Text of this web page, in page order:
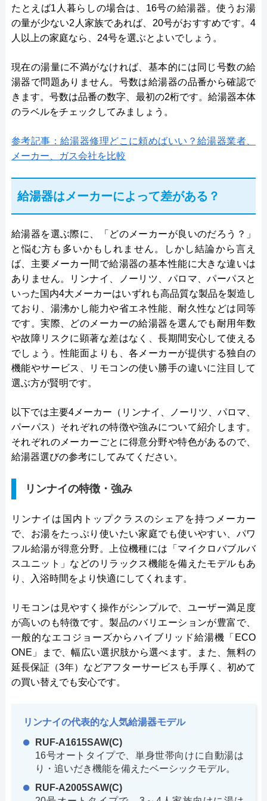
たとえば1人暮らしの場合は、16号の給湯器。使うお湯
の量が少ない2人家族であれば、20号がおすすめです。4
人以上の家庭なら、24号を選ぶとよいでしょう。
現在の湯量に不満がなければ、基本的には同じ号数の給
湯器で問題ありません。号数は給湯器の品番から確認で
きます。号数は品番の数字、最初の2桁です。給湯器本体
のラベルをチェックしてみましょう。
参考記事：給湯器修理どこに頼めばいい？給湯器業者、
メーカー、ガス会社を比較
給湯器はメーカーによって差がある？
給湯器を選ぶ際に、「どのメーカーが良いのだろう？」
と悩む方も多いかもしれません。しかし結論から言え
ば、主要メーカー間で給湯器の基本性能に大きな違いは
ありません。リンナイ、ノーリツ、パロマ、パーパスと
いった国内4大メーカーはいずれも高品質な製品を製造し
ており、湯沸かし能力や省エネ性能、耐久性などは同等
です。実際、どのメーカーの給湯器を選んでも耐用年数
や故障リスクに顕著な差はなく、長期間安心して使える
でしょう。性能面よりも、各メーカーが提供する独自の
機能やサービス、リモコンの使い勝手の違いに注目して
選ぶ方が賢明です。
以下では主要4メーカー（リンナイ、ノーリツ、パロマ、
パーパス）それぞれの特徴や強みについて紹介します。
それぞれのメーカーごとに得意分野や特色があるので、
給湯器選びの参考にしてみてください。
リンナイの特徴・強み
リンナイは国内トップクラスのシェアを持つメーカー
で、お湯をたっぷり使いたい家庭でも使いやすい、パワ
フル給湯が得意分野。上位機種には「マイクロバブルバ
スユニット」などのリラックス機能を備えたモデルもあ
り、入浴時間をより快適にしてくれます。
リモコンは見やすく操作がシンプルで、ユーザー満足度
が高いのも特徴です。製品のバリエーションが豊富で、
一般的なエコジョーズからハイブリッド給湯機「ECO
ONE」まで、幅広い選択肢から選べます。また、無料の
延長保証（3年）などアフターサービスも手厚く、初めて
の買い替えでも安心です。
リンナイの代表的な人気給湯器モデル
RUF-A1615SAW(C)
16号オートタイプで、単身世帯向けに自動湯は
り・追いだき機能を備えたベーシックモデル。
RUF-A2005SAW(C)